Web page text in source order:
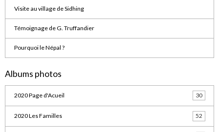
Visite au village de Sidhing
Témoignage de G. Truffandier
Pourquoi le Népal ?
Albums photos
2020 Page d'Acueil 30
2020 Les Familles 52